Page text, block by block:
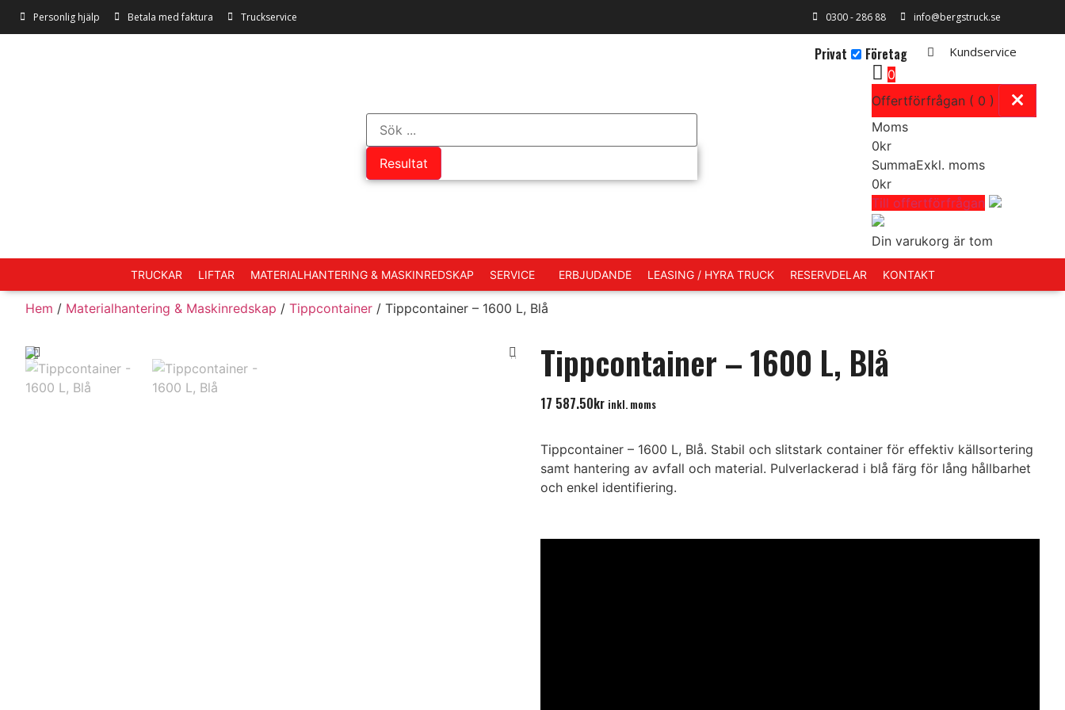
Personlig hjälp Betala med faktura Truckservice 0300 - 286 88 info@bergstruck.se
Resultat
Privat Företag
Kundservice
0
Offertförfrågan ( 0 )
Moms
0kr
SummaExkl. moms
0kr
Till offertförfrågan
Din varukorg är tom
TRUCKAR LIFTAR MATERIALHANTERING & MASKINREDSKAP SERVICE ERBJUDANDE LEASING / HYRA TRUCK RESERVDELAR KONTAKT
Hem / Materialhantering & Maskinredskap / Tippcontainer / Tippcontainer – 1600 L, Blå
Tippcontainer – 1600 L, Blå
17 587.50kr inkl. moms
Tippcontainer – 1600 L, Blå. Stabil och slitstark container för effektiv källsortering
samt hantering av avfall och material. Pulverlackerad i blå färg för lång hållbarhet
och enkel identifiering.